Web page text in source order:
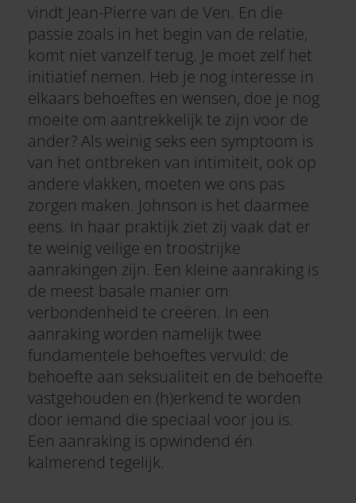
vindt Jean-Pierre van de Ven. En die
passie zoals in het begin van de relatie,
komt niet vanzelf terug. Je moet zelf het
initiatief nemen. Heb je nog interesse in
elkaars behoeftes en wensen, doe je nog
moeite om aantrekkelijk te zijn voor de
ander? Als weinig seks een symptoom is
van het ontbreken van intimiteit, ook op
andere vlakken, moeten we ons pas
zorgen maken. Johnson is het daarmee
eens. In haar praktijk ziet zij vaak dat er
te weinig veilige en troostrijke
aanrakingen zijn. Een kleine aanraking is
de meest basale manier om
verbondenheid te creëren. In een
aanraking worden namelijk twee
fundamentele behoeftes vervuld: de
behoefte aan seksualiteit en de behoefte
vastgehouden en (h)erkend te worden
door iemand die speciaal voor jou is.
Een aanraking is opwindend én
kalmerend tegelijk.